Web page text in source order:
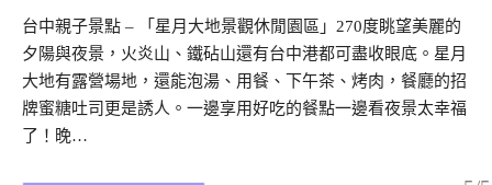
台中親子景點 – 「星月大地景觀休閒園區」270度眺望美麗的
夕陽與夜景，火炎山、鐵砧山還有台中港都可盡收眼底。星月
大地有露營場地，還能泡湯、用餐、下午茶、烤肉，餐廳的招
牌蜜糖吐司更是誘人。一邊享用好吃的餐點一邊看夜景太幸福
了！晚…